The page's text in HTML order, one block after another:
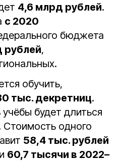
4,6 млрд рублей.
с 2020
бюджета
рублей,
обучить,
тыс. декретниц.
будет длиться
Стоимость одного
58,4 тыс. рублей
60,7 тысячи в 2022–